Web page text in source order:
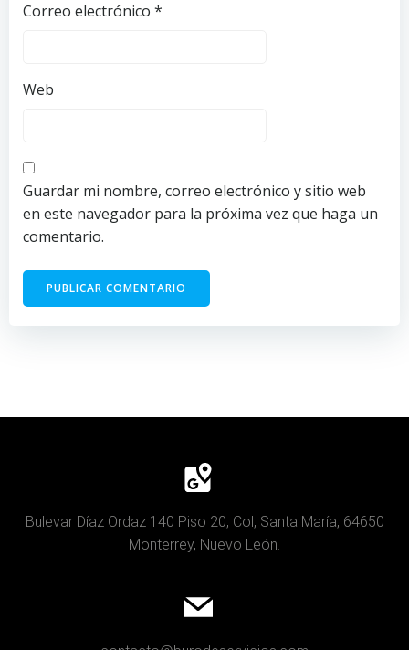
Correo electrónico *
Web
Guardar mi nombre, correo electrónico y sitio web
en este navegador para la próxima vez que haga un
comentario.
Bulevar Díaz Ordaz 140 Piso 20, Col, Santa María, 64650
Monterrey, Nuevo León.